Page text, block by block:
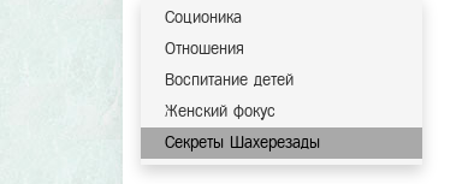
Соционика
Отношения
Воспитание детей
Женский фокус
Секреты Шахерезады